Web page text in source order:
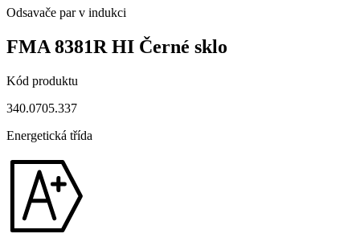
Odsavače par v indukci
FMA 8381R HI Černé sklo
Kód produktu
340.0705.337
Energetická třída